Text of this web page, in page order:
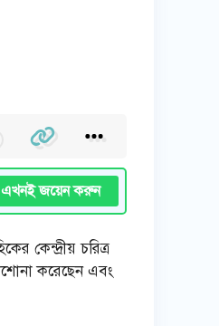
জয়েন করুন
কেন্দ্রীয় চরিত্র
করেছেন এবং